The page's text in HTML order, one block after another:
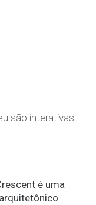
são interativas
é uma